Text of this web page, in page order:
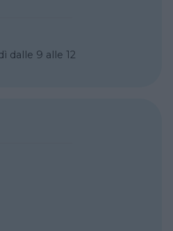
dalle 9 alle 12